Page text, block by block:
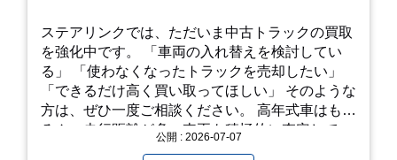
ステアリンクでは、ただいま中古トラックの買取
を強化中です。 「車両の入れ替えを検討してい
る」 「使わなくなったトラックを売却したい」
「できるだけ高く買い取ってほしい」 そのような
方は、ぜひ一度ご相談ください。 高年式車はもち
ろん、走行距離が多い車両も積極的に査定してい
公開 : 2026-07-07